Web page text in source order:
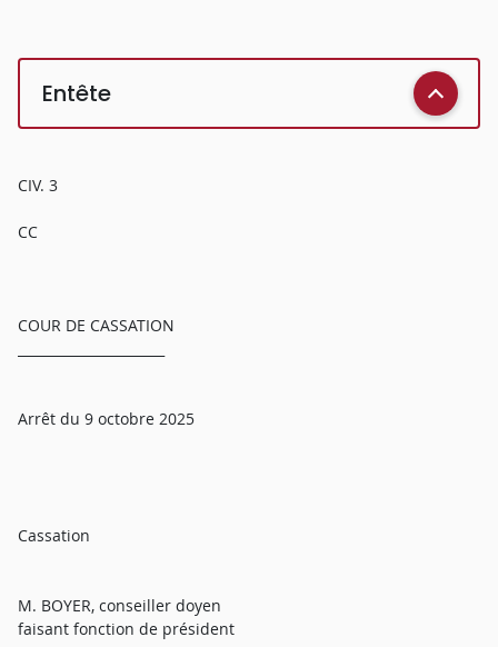
Entête
CIV. 3
CC
COUR DE CASSATION
Arrêt du 9 octobre 2025
Cassation
M. BOYER, conseiller doyen
faisant fonction de président